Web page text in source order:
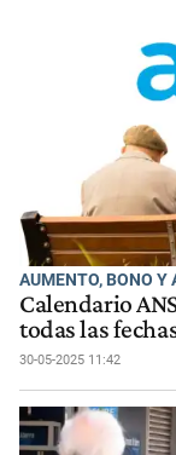
AUMENTO, BONO Y
Calendario
todas las
30-05-2025 11:42